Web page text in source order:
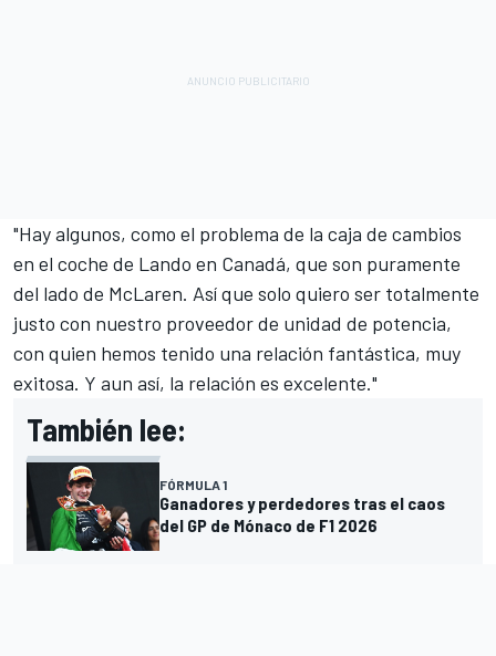
"Hay algunos, como el problema de la caja de cambios
en el coche de Lando en Canadá, que son puramente
del lado de McLaren. Así que solo quiero ser totalmente
justo con nuestro proveedor de unidad de potencia,
con quien hemos tenido una relación fantástica, muy
exitosa. Y aun así, la relación es excelente."
También lee:
FÓRMULA 1
Ganadores y perdedores tras el caos
del GP de Mónaco de F1 2026